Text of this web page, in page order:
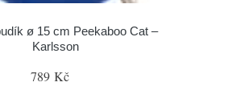
ø 15 cm Peekaboo Cat –
Karlsson
789 Kč